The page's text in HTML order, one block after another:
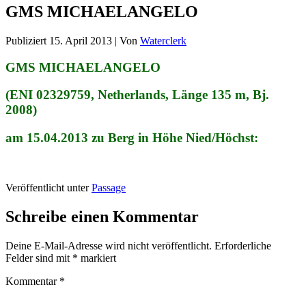
GMS MICHAELANGELO
Publiziert 15. April 2013 | Von Waterclerk
GMS MICHAELANGELO
(ENI 02329759, Netherlands, Länge 135 m, Bj.
2008)
am 15.04.2013 zu Berg in Höhe Nied/Höchst:
Veröffentlicht unter Passage
Schreibe einen Kommentar
Deine E-Mail-Adresse wird nicht veröffentlicht. Erforderliche
Felder sind mit * markiert
Kommentar *